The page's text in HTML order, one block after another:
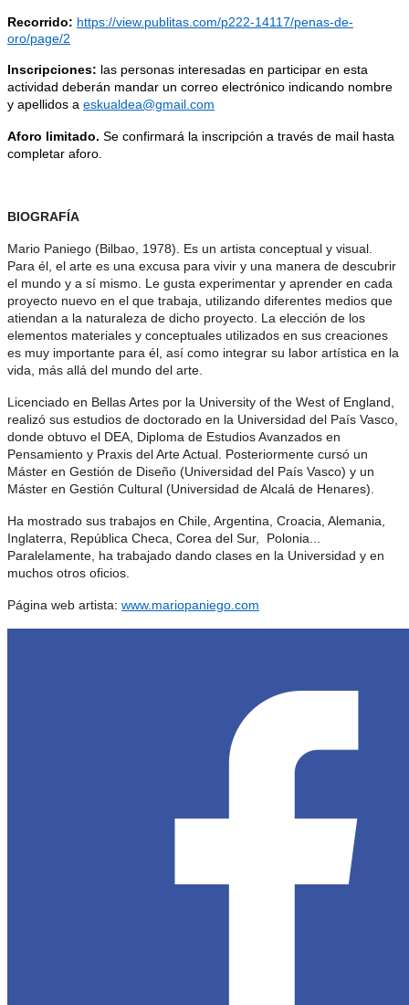
Recorrido: https://view.publitas.com/p222-14117/penas-de-
oro/page/2
Inscripciones: las personas interesadas en participar en esta
actividad deberán mandar un correo electrónico indicando nombre
y apellidos a eskualdea@gmail.com
Aforo limitado. Se confirmará la inscripción a través de mail hasta
completar aforo.
BIOGRAFÍA
Mario Paniego (Bilbao, 1978). Es un artista conceptual y visual.
Para él, el arte es una excusa para vivir y una manera de descubrir
el mundo y a sí mismo. Le gusta experimentar y aprender en cada
proyecto nuevo en el que trabaja, utilizando diferentes medios que
atiendan a la naturaleza de dicho proyecto. La elección de los
elementos materiales y conceptuales utilizados en sus creaciones
es muy importante para él, así como integrar su labor artística en la
vida, más allá del mundo del arte.
Licenciado en Bellas Artes por la University of the West of England,
realizó sus estudios de doctorado en la Universidad del País Vasco,
donde obtuvo el DEA, Diploma de Estudios Avanzados en
Pensamiento y Praxis del Arte Actual. Posteriormente cursó un
Máster en Gestión de Diseño (Universidad del País Vasco) y un
Máster en Gestión Cultural (Universidad de Alcalá de Henares).
Ha mostrado sus trabajos en Chile, Argentina, Croacia, Alemania,
Inglaterra, República Checa, Corea del Sur, Polonia...
Paralelamente, ha trabajado dando clases en la Universidad y en
muchos otros oficios.
Página web artista: www.mariopaniego.com